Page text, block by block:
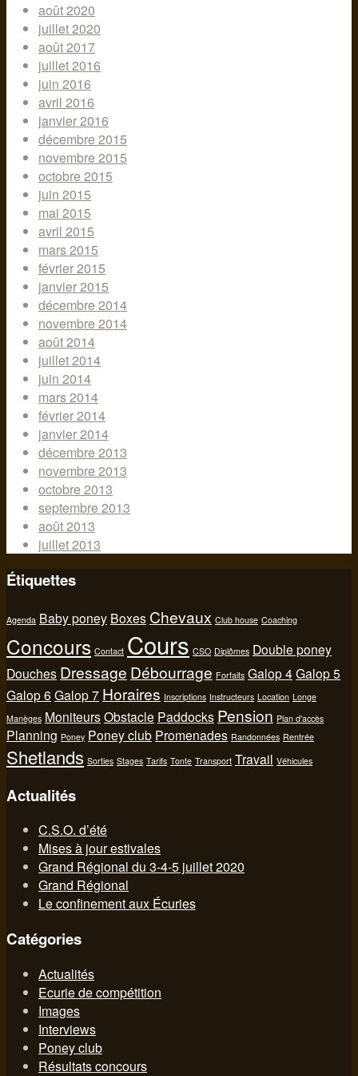
août 2020
juillet 2020
août 2017
juillet 2016
juin 2016
avril 2016
janvier 2016
décembre 2015
novembre 2015
octobre 2015
juin 2015
mai 2015
avril 2015
mars 2015
février 2015
janvier 2015
décembre 2014
novembre 2014
août 2014
juillet 2014
juin 2014
mars 2014
février 2014
janvier 2014
décembre 2013
novembre 2013
octobre 2013
septembre 2013
août 2013
juillet 2013
Étiquettes
Agenda Baby poney Boxes Chevaux Club house Coaching
Concours Contact Cours CSO Diplômes Double poney
Douches Dressage Débourrage Forfaits Galop 4Galop 5
Galop 6 Galop 7 Horaires Inscriptions Instructeurs Location Longe
Manèges MoniteursObstacle Paddocks Pension Plan d'accès
Planning Poney Poney club Promenades Randonnées Rentrée
Shetlands Sorties Stages Tarifs Tonte Transport Travail Véhicules
Actualités
C.S.O. d’été
Mises à jour estivales
Grand Régional du 3-4-5 juillet 2020
Grand Régional
Le confinement aux Écuries
Catégories
Actualités
Ecurie de compétition
Images
Interviews
Poney club
Résultats concours